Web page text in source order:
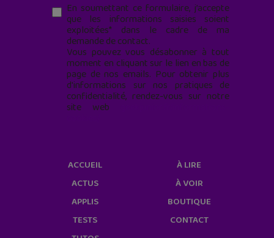
En soumettant ce formulaire, j’accepte
que les informations saisies soient
exploitées* dans le cadre de ma
demande de contact.
Vous pouvez vous désabonner à tout
moment en cliquant sur le lien en bas de
page de nos emails. Pour obtenir plus
d'informations sur nos pratiques de
confidentialité, rendez-vous sur notre
site web
ACCUEIL
ACTUS
APPLIS
TESTS
À LIRE
À VOIR
BOUTIQUE
CONTACT